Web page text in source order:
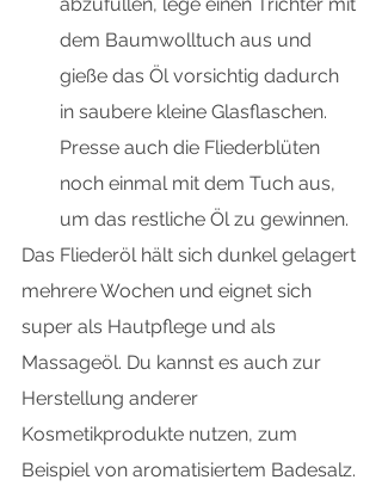
dem Baumwolltuch aus und
gieße das Öl vorsichtig dadurch
in saubere kleine Glasflaschen.
Presse auch die Fliederblüten
noch einmal mit dem Tuch aus,
um das restliche Öl zu gewinnen.
Das Fliederöl hält sich dunkel gelagert
mehrere Wochen und eignet sich
super als Hautpflege und als
Massageöl. Du kannst es auch zur
Herstellung anderer
Kosmetikprodukte nutzen, zum
Beispiel von aromatisiertem Badesalz.